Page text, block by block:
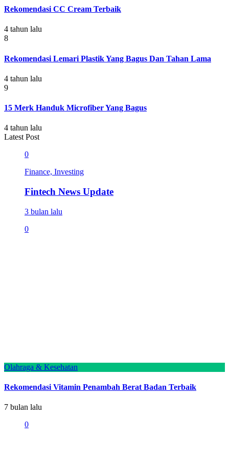
Rekomendasi CC Cream Terbaik
4 tahun lalu
8
Rekomendasi Lemari Plastik Yang Bagus Dan Tahan Lama
4 tahun lalu
9
15 Merk Handuk Microfiber Yang Bagus
4 tahun lalu
Latest Post
0
Finance, Investing
Fintech News Update
3 bulan lalu
0
Olahraga & Kesehatan
Rekomendasi Vitamin Penambah Berat Badan Terbaik
7 bulan lalu
0